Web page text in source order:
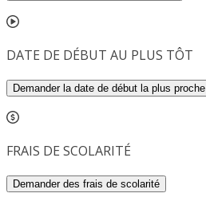
DATE DE DÉBUT AU PLUS TÔT
Demander la date de début la plus proche
FRAIS DE SCOLARITÉ
Demander des frais de scolarité